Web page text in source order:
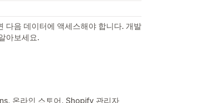
다음 데이터에 액세스해야 합니다. 개발
아보세요.
온라인 스토어, Shopify 관리자